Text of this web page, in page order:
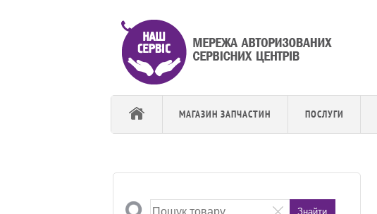
МАГАЗИН ЗАПЧАСТИН ПОСЛУГИ
Знайти